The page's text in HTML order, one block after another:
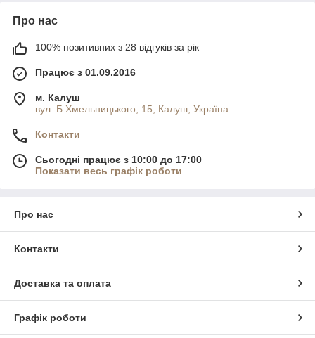
Про нас
100% позитивних з 28 відгуків за рік
Працює з 01.09.2016
м. Калуш
вул. Б.Хмельницького, 15, Калуш, Україна
Контакти
Сьогодні працює з 10:00 до 17:00
Показати весь графік роботи
Про нас
Контакти
Доставка та оплата
Графік роботи